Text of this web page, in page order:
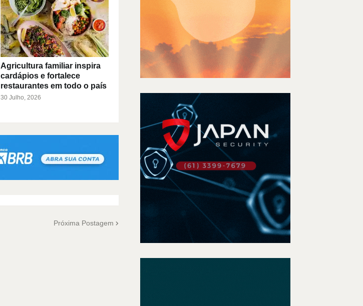
Agricultura familiar inspira
cardápios e fortalece
restaurantes em todo o país
30 Julho, 2026
Próxima Postagem